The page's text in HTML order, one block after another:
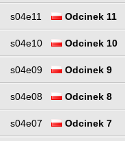
s04e11 Odcinek 11
s04e10 Odcinek 10
s04e09 Odcinek 9
s04e08 Odcinek 8
s04e07 Odcinek 7